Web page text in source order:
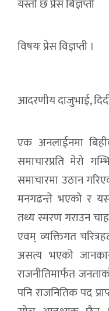
यस्तो छ प्रेस बिज्ञप्ती
विषयः प्रेस विज्ञप्ती ।
आदरणीय दाजुभाई,
एक अनलाईनमा
समाचारप्रति मेरो
समाचारमा उठान
मनगढन्ते भएको र
तथ्य स्मरण गराउन
एवम् व्यक्तिगत
असत्य भएको
राजनीतिमार्फत
पनि राजनितिक पद